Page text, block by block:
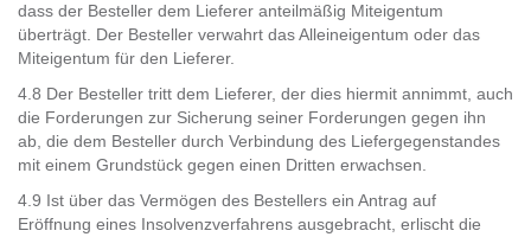
dass der Besteller dem Lieferer anteilmäßig Miteigentum
überträgt. Der Besteller verwahrt das Alleineigentum oder das
Miteigentum für den Lieferer.
4.8 Der Besteller tritt dem Lieferer, der dies hiermit annimmt, auch
die Forderungen zur Sicherung seiner Forderungen gegen ihn
ab, die dem Besteller durch Verbindung des Liefergegenstandes
mit einem Grundstück gegen einen Dritten erwachsen.
4.9 Ist über das Vermögen des Bestellers ein Antrag auf
Eröffnung eines Insolvenzverfahrens ausgebracht, erlischt die